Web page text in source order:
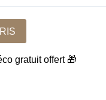
gratuit offert 🎁